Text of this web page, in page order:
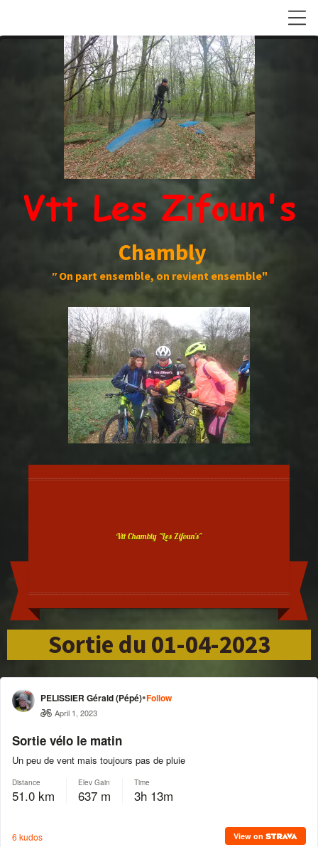
Vtt Les Zifoun's
Chambly
" On part ensemble, on revient ensemble"
Vtt Chambly "Les Zifoun's"
Sortie du 01-04-2023